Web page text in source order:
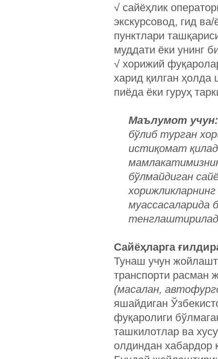
√ сайёҳлик
экскурсовод, гид
пунктлари
муддати ёки унинг
√ хорижий
харид қилган
пиёда ёки гуруҳ
Маълумот учун:
бўлиб турган
истиқомат
бўлмайдиган
муассасаларида
Сайёҳларга
Тунаш учун
транспорти расман
(масалан,
яшайдиган
фуқаролиги
ташкилотлар ва
олдиндан хабардор